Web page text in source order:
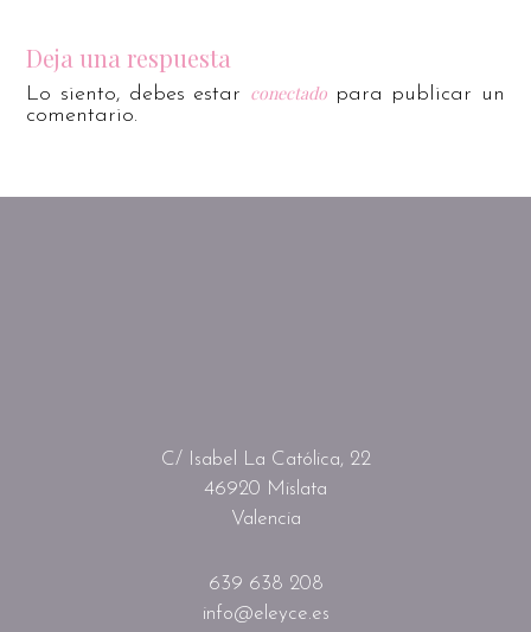
Deja una respuesta
Lo siento, debes estar conectadopara publicar un
comentario.
C/ Isabel La Católica, 22
46920 Mislata
Valencia
639 638 208
info@eleyce.es